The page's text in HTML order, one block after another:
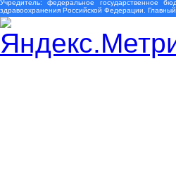
Учредитель: федеральное государственное
здравоохранения Российской Федерации.